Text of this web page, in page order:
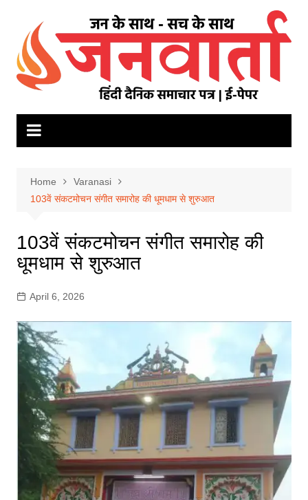
content
Home
Varanasi
103वें संकटमोचन संगीत समारोह की धूमधाम से शुरुआत
103वें संकटमोचन संगीत समारोह की
धूमधाम से शुरुआत
April 6, 2026